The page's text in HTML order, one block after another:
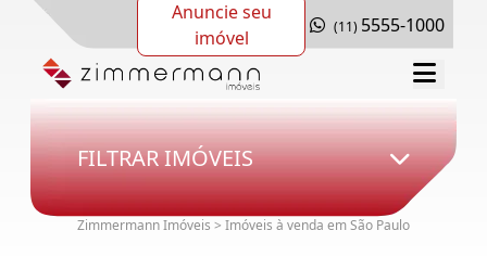
Anuncie seu
imóvel
(11) 5555-1000
FILTRAR IMÓVEIS
Zimmermann Imóveis > Imóveis à venda em São Paulo